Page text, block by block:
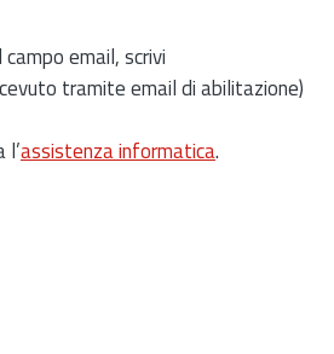
email, scrivi
tramite email di abilitazione)
assistenza informatica.